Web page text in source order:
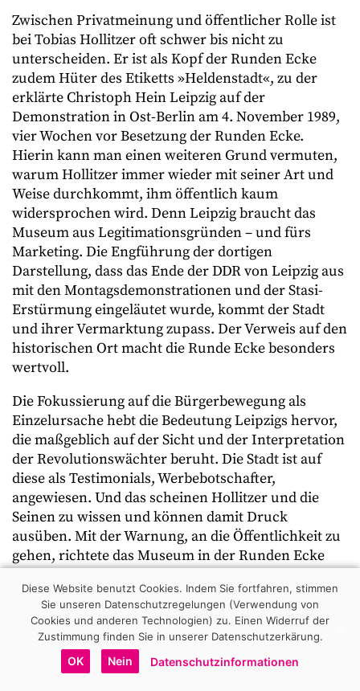
Zwischen Privatmeinung und öffentlicher Rolle ist
bei Tobias Hollitzer oft schwer bis nicht zu
unterscheiden. Er ist als Kopf der Runden Ecke
zudem Hüter des Etiketts »Heldenstadt«, zu der
erklärte Christoph Hein Leipzig auf der
Demonstration in Ost-Berlin am 4. November 1989,
vier Wochen vor Besetzung der Runden Ecke.
Hierin kann man einen weiteren Grund vermuten,
warum Hollitzer immer wieder mit seiner Art und
Weise durchkommt, ihm öffentlich kaum
widersprochen wird. Denn Leipzig braucht das
Museum aus Legitimationsgründen – und fürs
Marketing. Die Engführung der dortigen
Darstellung, dass das Ende der DDR von Leipzig aus
mit den Montagsdemonstrationen und der Stasi-
Erstürmung eingeläutet wurde, kommt der Stadt
und ihrer Vermarktung zupass. Der Verweis auf den
historischen Ort macht die Runde Ecke besonders
wertvoll.
Die Fokussierung auf die Bürgerbewegung als
Einzelursache hebt die Bedeutung Leipzigs hervor,
die maßgeblich auf der Sicht und der Interpretation
der Revolutionswächter beruht. Die Stadt ist auf
diese als Testimonials, Werbebotschafter,
angewiesen. Und das scheinen Hollitzer und die
Seinen zu wissen und können damit Druck
ausüben. Mit der Warnung, an die Öffentlichkeit zu
gehen, richtete das Museum in der Runden Ecke
Wolfgang Tiefensee die kaum verhohlene Drohung:
»Wenn Leipzig sich weiterhin öffentlich als ›Stadt
der Friedlichen Revolution‹ positionieren will, ist
die beantragte Summe für unsere
Gedenkstättentätigkeit und politische
Diese Website benutzt Cookies. Indem Sie fortfahren, stimmen
Sie unseren Datenschutzregelungen (Verwendung von
Cookies und anderen Technologien) zu. Einen Widerruf der
Zustimmung finden Sie in unserer Datenschutzerkärung.
OK Nein Datenschutzinformationen